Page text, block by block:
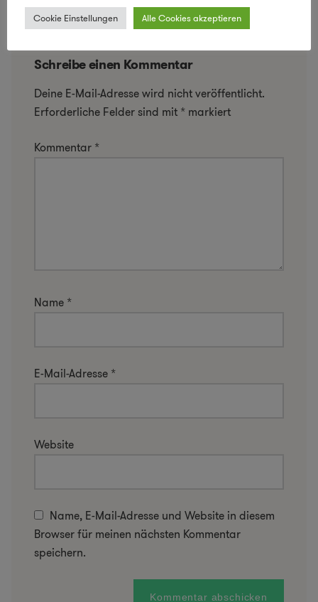
Schreibe einen Kommentar
Deine E-Mail-Adresse wird nicht veröffentlicht.
Erforderliche Felder sind mit * markiert
Kommentar *
Name *
E-Mail-Adresse *
Website
Name, E-Mail-Adresse und Website in diesem
Browser für meinen nächsten Kommentar
speichern.
Cookie Einstellungen Alle Cookies akzeptieren